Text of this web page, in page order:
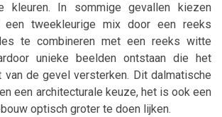
kleuren. In sommige gevallen kiezen
een tweekleurige mix door een reeks
te combineren met een reeks witte
unieke beelden ontstaan die het
van de gevel versterken. Dit dalmatische
een architecturale keuze, het is ook een
optisch groter te doen lijken.